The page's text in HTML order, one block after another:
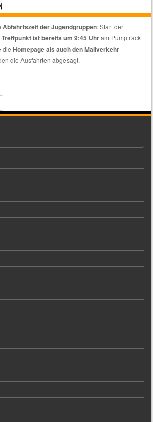
Abfahrtszeit der Jugendgruppen: Start der
Treffpunkt ist bereits um 9:45 Uhram Pumptrack
dieHomepage als auch den Mailverkehr
die Ausfahrten abgesagt.